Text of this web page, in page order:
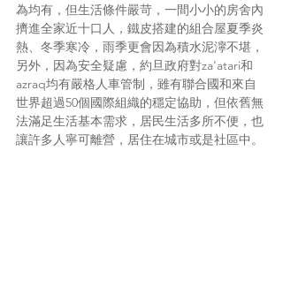
為均有，但生活條件嚴苛，一間小小的房舍內
擠進全家近十口人，鐵皮搭建的組合屋夏季炎
熱、冬季寒冷，雨季更會因為積水泥濘不堪，
另外，因為安全疑慮，約旦政府對za'atari和
azraq均有嚴格人車管制，雖有聯合國和來自
世界超過50個國際組織的穩定協助，但依舊無
法滿足生活基本需求，居民生活多所不便，也
讓許多人寧可離營，居住在城市或是社區中。